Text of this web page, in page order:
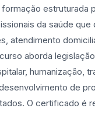
estruturada
da saúde que
atendimento
aborda
humanização,
de
O certificado é